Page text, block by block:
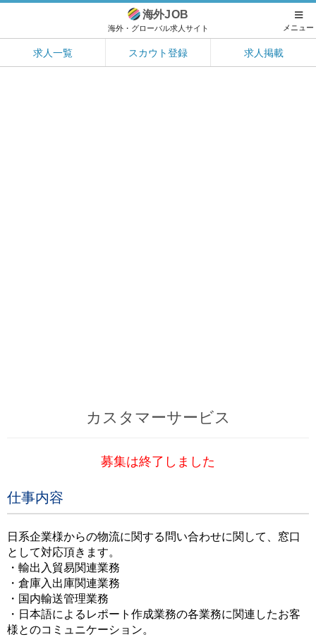
海外JOB
海外・グローバル求人サイト メニュー
求人一覧 スカウト登録 求人掲載
カスタマーサービス
募集は終了しました
仕事内容
日系企業様からの物流に関する問い合わせに関して、窓口
として対応頂きます。
・輸出入貿易関連業務
・倉庫入出庫関連業務
・国内輸送管理業務
・日本語によるレポート作成業務の各業務に関連したお客
様とのコミュニケーション。